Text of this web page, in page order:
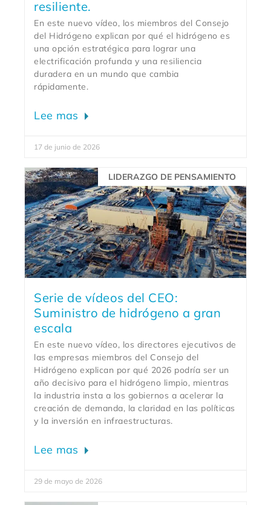
resiliente.
En este nuevo vídeo, los miembros del Consejo
del Hidrógeno explican por qué el hidrógeno es
una opción estratégica para lograr una
electrificación profunda y una resiliencia
duradera en un mundo que cambia
rápidamente.
Lee mas
17 de junio de 2026
LIDERAZGO DE PENSAMIENTO
Serie de vídeos del CEO:
Suministro de hidrógeno a gran
escala
En este nuevo vídeo, los directores ejecutivos de
las empresas miembros del Consejo del
Hidrógeno explican por qué 2026 podría ser un
año decisivo para el hidrógeno limpio, mientras
la industria insta a los gobiernos a acelerar la
creación de demanda, la claridad en las políticas
y la inversión en infraestructuras.
Lee mas
29 de mayo de 2026